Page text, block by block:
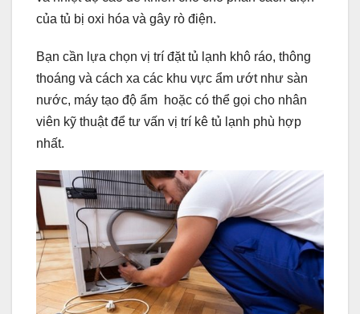
của tủ bị oxi hóa và gây rò điện.
Bạn cần lựa chọn vị trí đặt tủ lạnh khô ráo, thông
thoáng và cách xa các khu vực ẩm ướt như sàn
nước, máy tạo độ ẩm hoặc có thể gọi cho nhân
viên kỹ thuật để tư vấn vị trí kê tủ lạnh phù hợp
nhất.